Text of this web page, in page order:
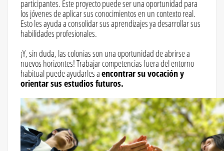
participantes. Este proyecto puede ser una oportunidad para
los jóvenes de aplicar sus conocimientos en un contexto real.
Esto les ayuda a consolidar sus aprendizajes ya desarrollar sus
habilidades profesionales.
¡Y, sin duda, las colonias son una oportunidad de abrirse a
nuevos horizontes! Trabajar competencias fuera del entorno
habitual puede ayudarles aencontrar su vocación y
orientar sus estudios futuros.